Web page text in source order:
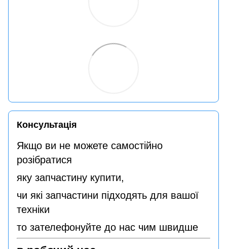
Консультація
Якщо ви не можете самостійно
розібратися
яку запчастину купити,
чи які запчастини підходять для вашої
техніки
то зателефонуйте до нас чим швидше